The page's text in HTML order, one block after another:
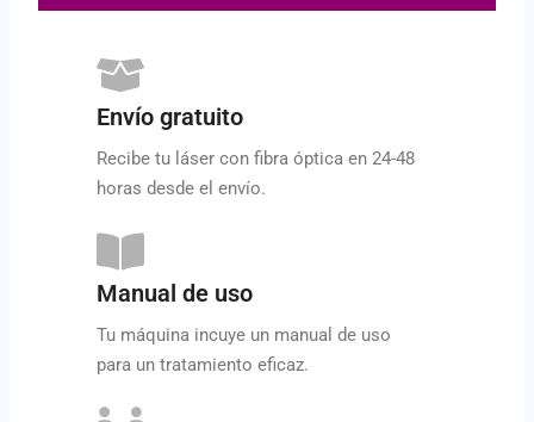
Envío gratuito
Recibe tu láser con fibra óptica en 24-48
horas desde el envío.
Manual de uso
Tu máquina incuye un manual de uso
para un tratamiento eficaz.